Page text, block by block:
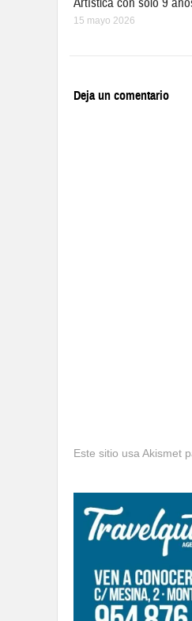
15 mayo 2026
Deja un comentario
Este sitio usa Akismet